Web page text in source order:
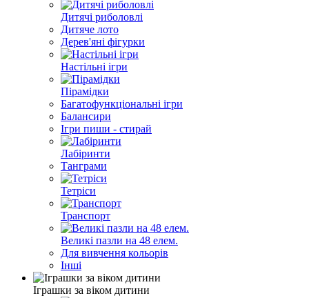
Дитячі риболовлі
Дитяче лото
Дерев'яні фігурки
Настільні ігри
Пірамідки
Багатофункціональні ігри
Балансири
Ігри пиши - стирай
Лабіринти
Танграми
Тетріси
Транспорт
Великі пазли на 48 елем.
Для вивчення кольорів
Інші
Іграшки за віком дитини